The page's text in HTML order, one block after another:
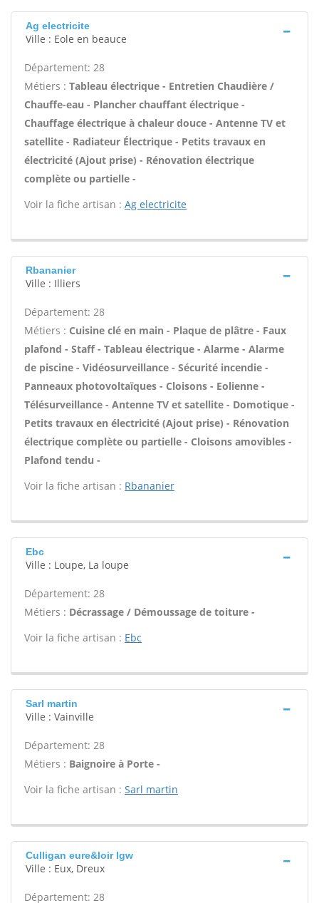
Ag electricite
Ville : Eole en beauce
Département: 28
Métiers : Tableau électrique - Entretien Chaudière /
Chauffe-eau - Plancher chauffant électrique -
Chauffage électrique à chaleur douce - Antenne TV et
satellite - Radiateur Électrique - Petits travaux en
électricité (Ajout prise) - Rénovation électrique
complète ou partielle -
Voir la fiche artisan : Ag electricite
Rbananier
Ville : Illiers
Département: 28
Métiers : Cuisine clé en main - Plaque de plâtre - Faux
plafond - Staff - Tableau électrique - Alarme - Alarme
de piscine - Vidéosurveillance - Sécurité incendie -
Panneaux photovoltaïques - Cloisons - Eolienne -
Télésurveillance - Antenne TV et satellite - Domotique -
Petits travaux en électricité (Ajout prise) - Rénovation
électrique complète ou partielle - Cloisons amovibles -
Plafond tendu -
Voir la fiche artisan : Rbananier
Ebc
Ville : Loupe, La loupe
Département: 28
Métiers : Décrassage / Démoussage de toiture -
Voir la fiche artisan : Ebc
Sarl martin
Ville : Vainville
Département: 28
Métiers : Baignoire à Porte -
Voir la fiche artisan : Sarl martin
Culligan eure&loir lgw
Ville : Eux, Dreux
Département: 28